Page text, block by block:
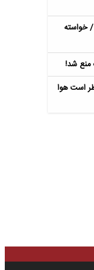
/ خواسته
منع شد!
است هوا